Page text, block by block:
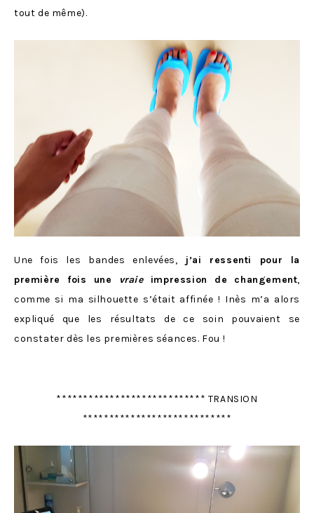
tout de même).
Une fois les bandes enlevées,
j’ai ressenti pour la
première fois une
vraieimpression de changement,
comme si ma silhouette s’était affinée ! Inès m’a alors
expliqué que les résultats de ce soin pouvaient se
constater dès les premières séances. Fou !
**************************** TRANSION
****************************